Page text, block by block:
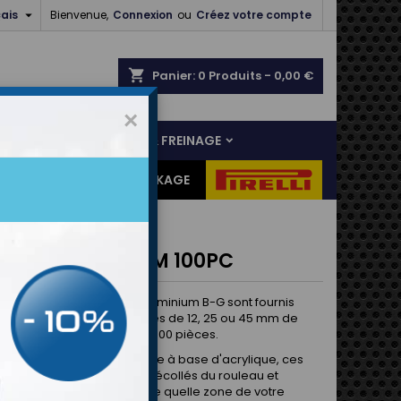
Bienvenue, Connexion ou Créez votre compte

shopping_cart Panier: 0 Produits - 0,00 €
LIAISON AU SOL & FREINAGE
CADEAUX DESTOCKAGE
ALU ROND 45MM 100PC
de ruban adhésif en aluminium B-G sont fournis
de disques prédécoupés de 12, 25 ou 45 mm de
un rouleau de 100 ou 1000 pièces.
support autocollant solide à base d'acrylique, ces
peuvent être simplement décollés du rouleau et
directement sur n'importe quelle zone de votre
×